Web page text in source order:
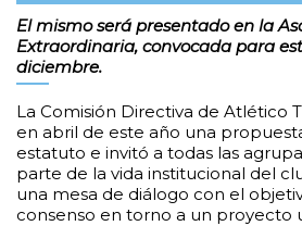
El mismo será presentado en la
Extraordinaria, convocada para
diciembre.
La Comisión Directiva de Atlético
en abril de este año una
estatuto e invitó a todas las
parte de la vida institucional del
una mesa de diálogo con el
consenso en torno a un proyecto